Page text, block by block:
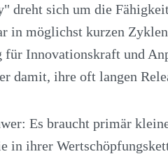
dreht sich um die
in möglichst kurzen
für Innovationskraft und
damit, ihre oft langen
Es braucht primär
in ihrer